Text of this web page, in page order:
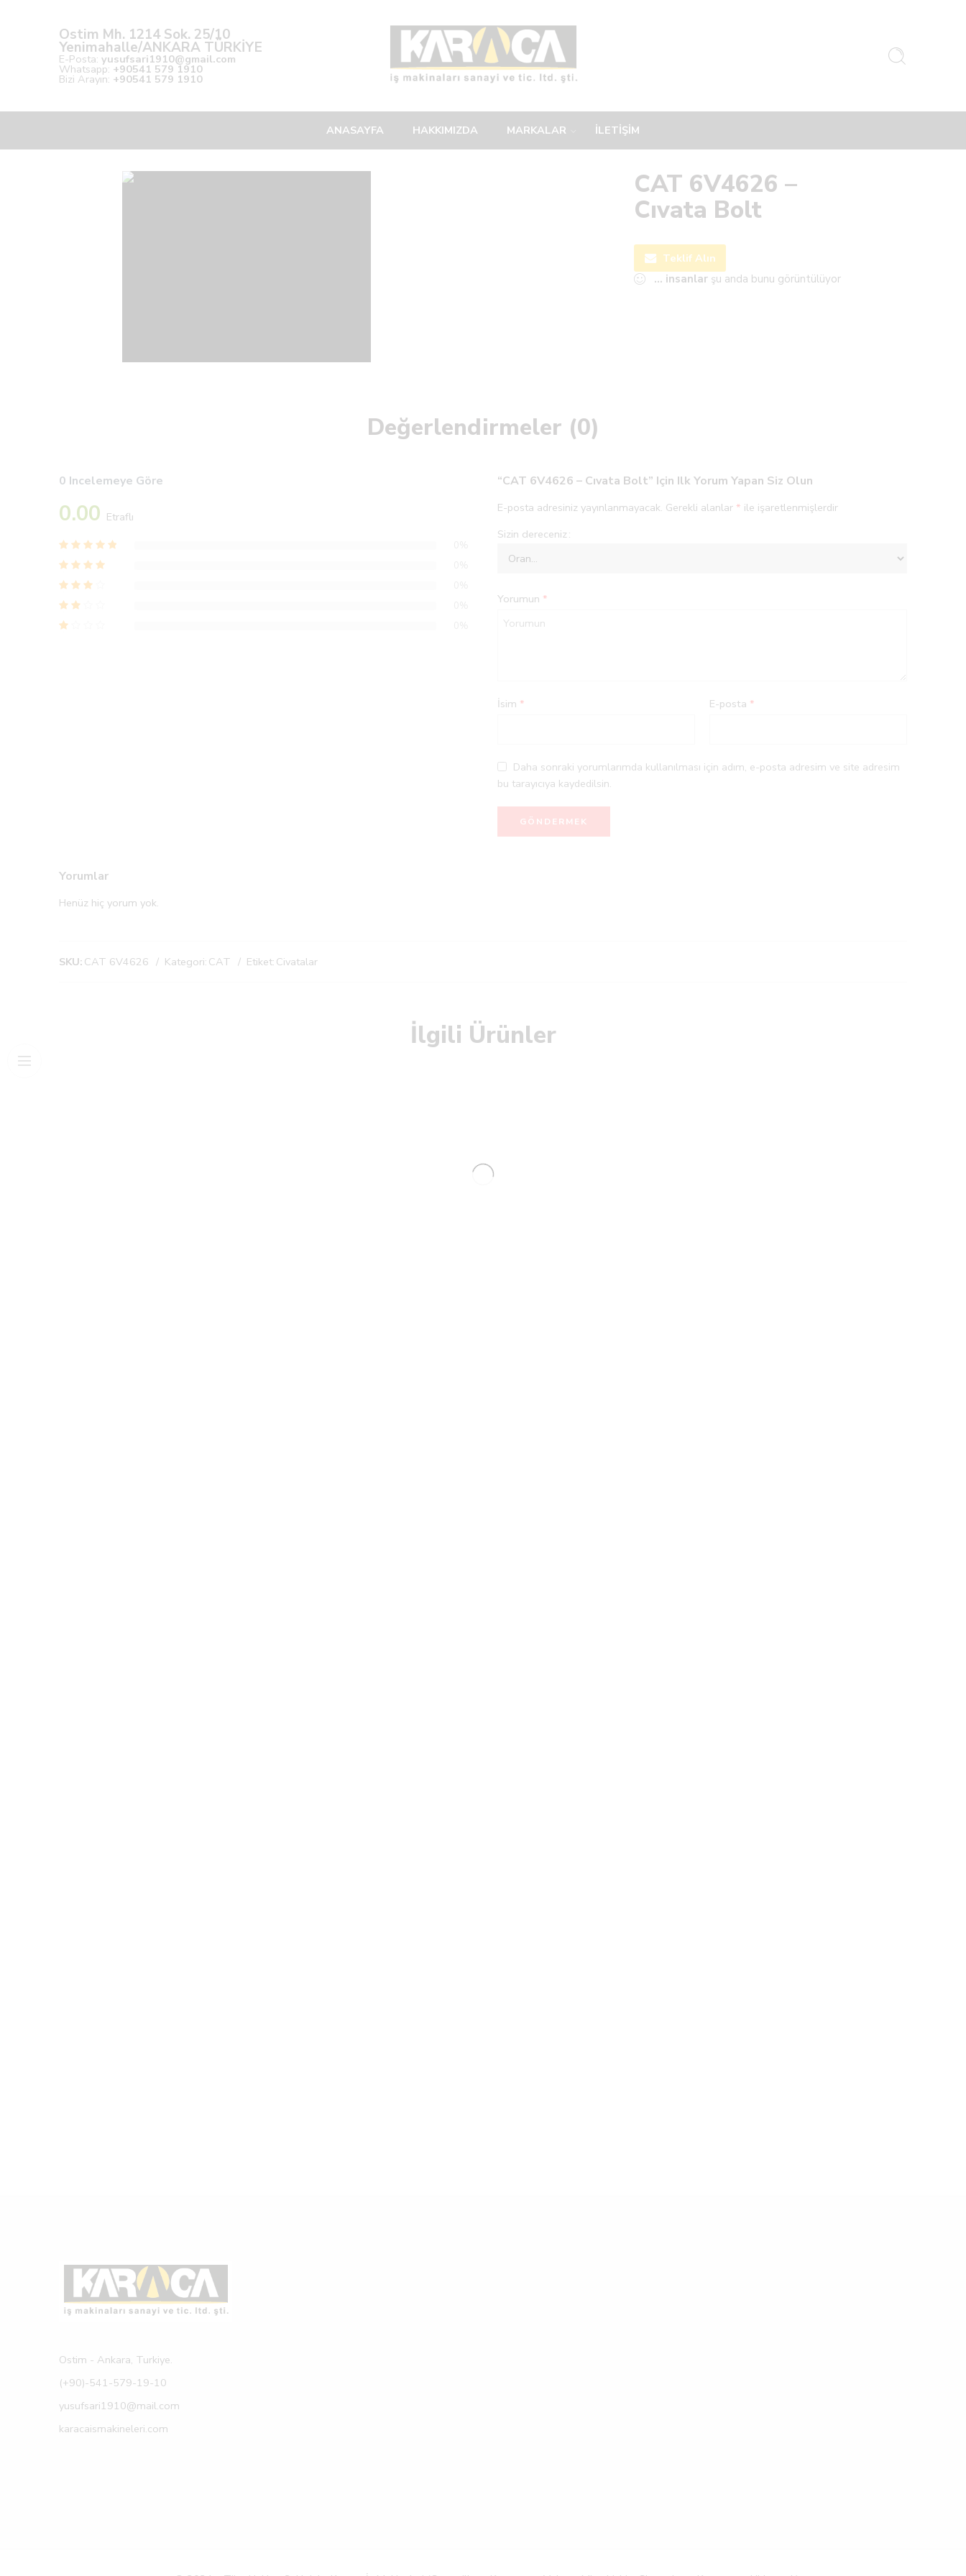
Ostim Mh. 1214 Sok. 25/10
Yenimahalle/ANKARA TÜRKİYE
E-Posta: yusufsari1910@gmail.com
Whatsapp: +90541 579 1910
Bizi Arayın: +90541 579 1910
ANASAYFA HAKKIMIZDA MARKALAR İLETİŞİM
CAT 6V4626 –
Cıvata Bolt
Teklif Alın
... insanlar şu anda bunu görüntülüyor
Değerlendirmeler (0)
0 Incelemeye Göre
0.00 Etraflı
“CAT 6V4626 – Cıvata Bolt” Için Ilk Yorum Yapan Siz Olun
E-posta adresiniz yayınlanmayacak. Gerekli alanlar * ile işaretlenmişlerdir
Sizin dereceniz
Yorumun *
İsim * E-posta *
Daha sonraki yorumlarımda kullanılması için adım, e-posta adresim ve site adresim
bu tarayıcıya kaydedilsin.
Yorumlar
Henüz hiç yorum yok.
SKU: CAT 6V4626 Kategori: CAT Etiket: Civatalar
İlgili Ürünler
Ostim - Ankara, Turkiye.
(+90)-541-579-19-10
yusufsari1910@mail.com
karacaismakineleri.com